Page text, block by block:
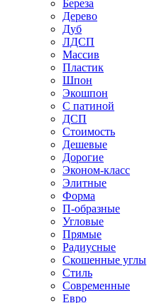
Береза
Дерево
Дуб
ЛДСП
Массив
Пластик
Шпон
Экошпон
С патиной
ДСП
Стоимость
Дешевые
Дорогие
Эконом-класс
Элитные
Форма
П-образные
Угловые
Прямые
Радиусные
Скошенные углы
Стиль
Современные
Евро